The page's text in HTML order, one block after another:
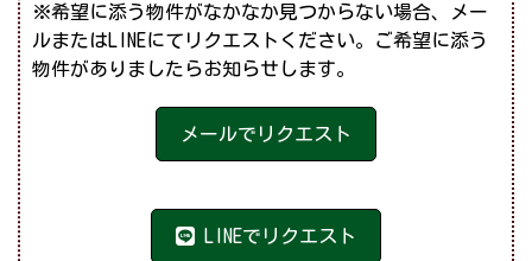
※希望に添う物件がなかなか見つからない場合、メー
ルまたはLINEにてリクエストください。ご希望に添う
物件がありましたらお知らせします。
メールでリクエスト
LINEでリクエスト